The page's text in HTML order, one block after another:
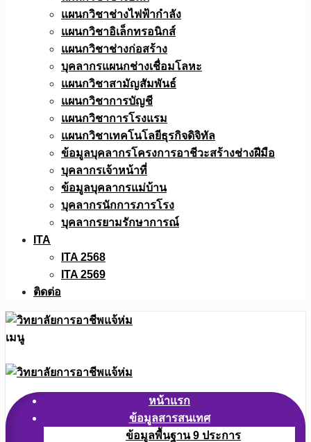
แผนกวิชาช่างไฟฟ้ากำลัง
แผนกวิชาอิเล็กทรอนิกส์
แผนกวิชาช่างก่อสร้าง
บุคลากรแผนกช่างเชื่อมโลหะ
แผนกวิชาสามัญสัมพันธ์
แผนกวิชาการบัญชี
แผนกวิชาการโรงแรม
แผนกวิชาเทคโนโลยีธุรกิจดิจิทัล
ข้อมูลบุคลากรโครงการอาชีวะสร้างช่างฝีมือ
บุคลากรเจ้าหน้าที่
ข้อมูลบุคลากรแม่บ้าน
บุคลากรนักการภารโรง
บุคลากรยามรักษาการณ์
ITA
ITA 2568
ITA 2569
ติดต่อ
เมนู
หน้าแรก
ข้อมูลสารสนเทศ
ข้อมูลพื้นฐาน 9 ประการ